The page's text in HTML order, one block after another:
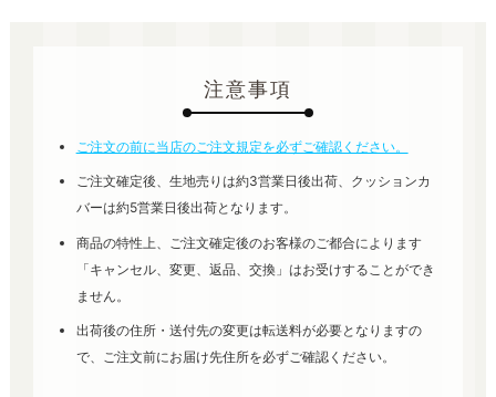
注意事項
ご注文の前に当店のご注文規定を必ずご確認ください。
ご注文確定後、生地売りは約3営業日後出荷、クッションカ
バーは約5営業日後出荷となります。
商品の特性上、ご注文確定後のお客様のご都合によります
「キャンセル、変更、返品、交換」はお受けすることができ
ません。
出荷後の住所・送付先の変更は転送料が必要となりますの
で、ご注文前にお届け先住所を必ずご確認ください。